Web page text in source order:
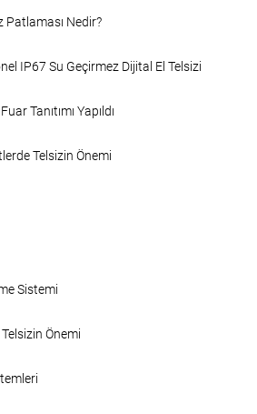
Patlaması Nedir?
IP67 Su Geçirmez Dijital El Telsizi
Tanıtımı Yapıldı
Telsizin Önemi
Sistemi
Önemi